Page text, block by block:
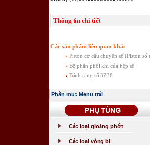
Thông tin chi tiết
Các sản phẩm liên quan khác
Piston cơ cấu chuyển số (Piston số
Bộ phân phối khí của hộp số
Bánh răng số 3Z38
Phân mục Menu trái
Các loại gioăng phớt
Các loại vòng bi